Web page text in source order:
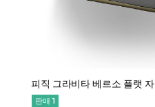
피직 그라비타 베르소 플랫
판매 1